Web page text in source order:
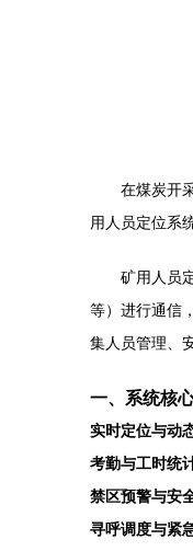
在煤炭开
用人员定位系
矿用人员
等）进行通信
集人员管理、
一、系统核
实时定位与动
考勤与工时统
禁区预警与安
寻呼调度与紧